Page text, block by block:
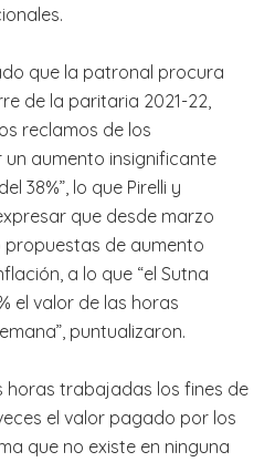
que la patronal procura
de la paritaria 2021-22,
reclamos de los
aumento insignificante
38%”, lo que Pirelli y
que desde marzo
de aumento
a lo que “el Sutna
el valor de las horas
puntualizaron.
horas trabajadas los fines de
el valor pagado por los
que no existe en ninguna